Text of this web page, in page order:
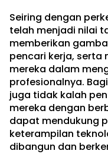
Seiring dengan
telah menjadi nilai
memberikan
pencari kerja, serta
mereka dalam
profesionalnya.
juga tidak kalah
mereka dengan
dapat mendukung
keterampilan
dibangun dan